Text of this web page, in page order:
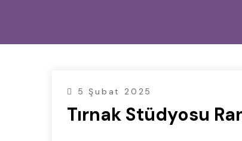
5 Şubat 2025
Tırnak Stüdyosu